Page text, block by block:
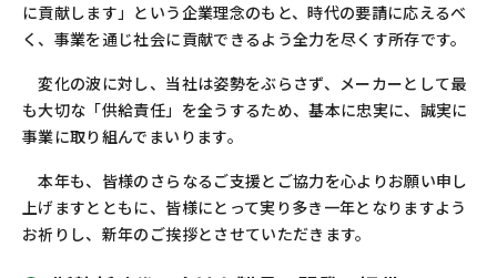
に貢献します」という企業理念のもと、時代の要請に応えるべ
く、事業を通じ社会に貢献できるよう全力を尽くす所存です。
変化の波に対し、当社は姿勢をぶらさず、メーカーとして最
も大切な「供給責任」を全うするため、基本に忠実に、誠実に
事業に取り組んでまいります。
本年も、皆様のさらなるご支援とご協力を心よりお願い申し
上げますとともに、皆様にとって実り多き一年となりますよう
お祈りし、新年のご挨拶とさせていただきます。